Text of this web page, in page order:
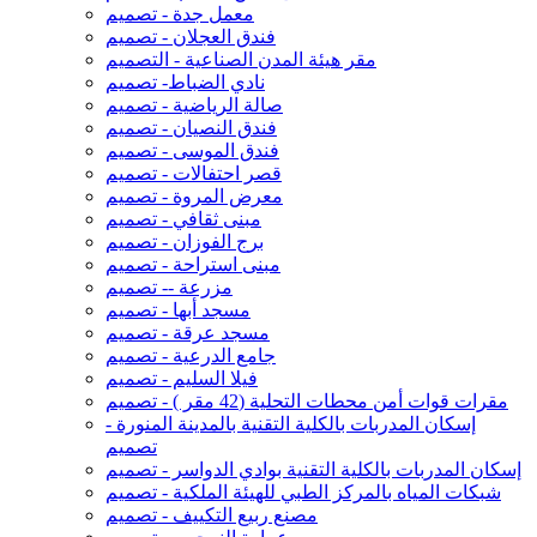
معمل جدة - تصميم
فندق العجلان - تصميم
مقر هيئة المدن الصناعية - التصميم
نادي الضباط- تصميم
صالة الرياضية - تصميم
فندق النصيان - تصميم
فندق الموسى - تصميم
قصر احتفالات - تصميم
معرض المروة - تصميم
مبنى ثقافي - تصميم
برج الفوزان - تصميم
مبنى استراحة - تصميم
مزرعة -- تصميم
مسجد أبها - تصميم
مسجد عرقة - تصميم
جامع الدرعية - تصميم
فيلا السليم - تصميم
مقرات قوات أمن محطات التحلية (42 مقر ) - تصميم
إسكان المدربات بالكلية التقنية بالمدينة المنورة -
تصميم
إسكان المدربات بالكلية التقنية بوادي الدواسر - تصميم
شبكات المياه بالمركز الطبي للهيئة الملكية - تصميم
مصنع ربيع التكييف - تصميم